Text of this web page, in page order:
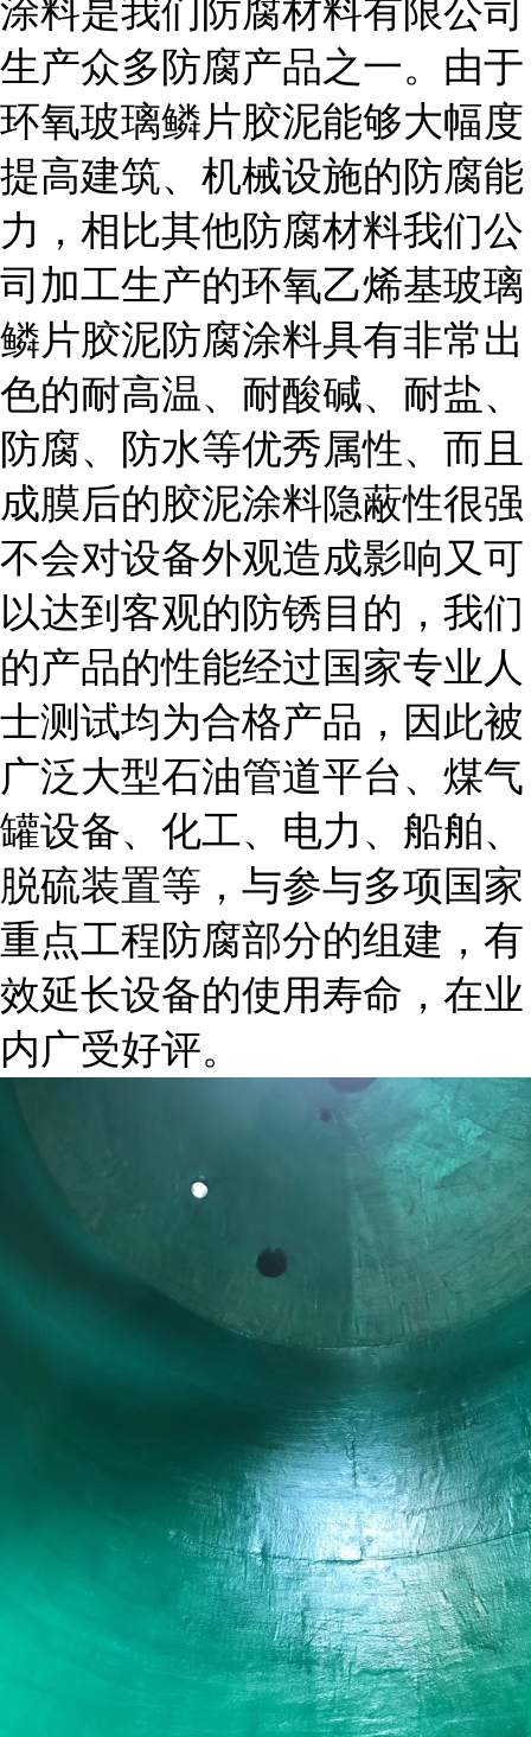
涂料是我们防腐材料有限公司
生产众多防腐产品之一。由于
环氧玻璃鳞片胶泥能够大幅度
提高建筑、机械设施的防腐能
力，相比其他防腐材料我们公
司加工生产的环氧乙烯基玻璃
鳞片胶泥防腐涂料具有非常出
色的耐高温、耐酸碱、耐盐、
防腐、防水等优秀属性、而且
成膜后的胶泥涂料隐蔽性很强
不会对设备外观造成影响又可
以达到客观的防锈目的，我们
的产品的性能经过国家专业人
士测试均为合格产品，因此被
广泛大型石油管道平台、煤气
罐设备、化工、电力、船舶、
脱硫装置等，与参与多项国家
重点工程防腐部分的组建，有
效延长设备的使用寿命，在业
内广受好评。